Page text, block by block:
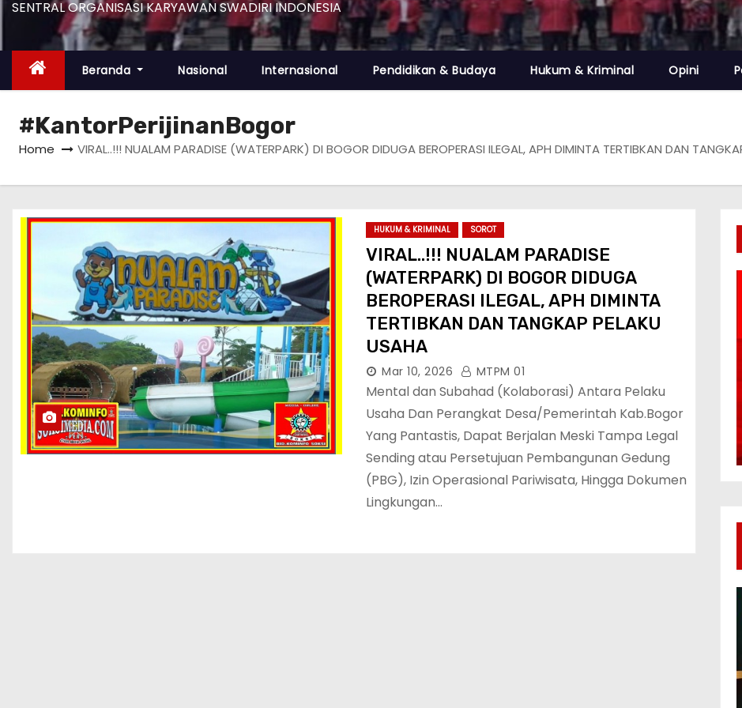
SENTRAL ORGANISASI KARYAWAN SWADIRI INDONESIA
Beranda Nasional Internasional Pendidikan & Budaya Hukum & Kriminal Opini
#KantorPerijinanBogor
Home VIRAL..!!! NUALAM PARADISE (WATERPARK) DI BOGOR DIDUGA BEROPERASI ILEGAL, APH DIMINTA TERTIBKAN DAN
HUKUM & KRIMINAL SOROT
VIRAL..!!! NUALAM PARADISE
(WATERPARK) DI BOGOR DIDUGA
BEROPERASI ILEGAL, APH DIMINTA
TERTIBKAN DAN TANGKAP PELAKU
USAHA
Mar 10, 2026 MTPM 01
Mental dan Subahad (Kolaborasi) Antara Pelaku
Usaha Dan Perangkat Desa/Pemerintah Kab.Bogor
Yang Pantastis, Dapat Berjalan Meski Tampa Legal
Sending atau Persetujuan Pembangunan Gedung
(PBG), Izin Operasional Pariwisata, Hingga Dokumen
Lingkungan…